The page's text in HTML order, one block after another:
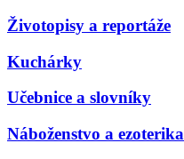
Životopisy a reportáže
Kuchárky
Učebnice a slovníky
Náboženstvo a ezoterika